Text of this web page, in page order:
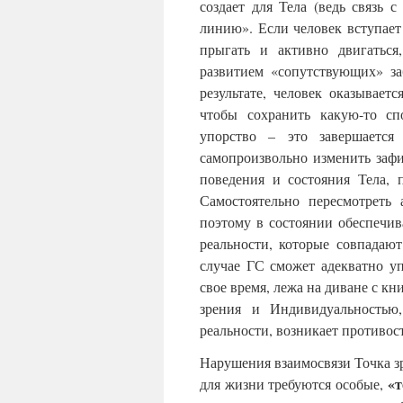
создает для Тела (ведь связь
линию». Если человек
прыгать и активно
развитием «сопутствующих»
результате, человек
чтобы сохранить какую-то
упорство – это
самопроизвольно изменить
поведения и состояния Тела,
Самостоятельно
поэтому в состоянии
реальности, которые
случае ГС сможет адекватно
свое время, лежа на диване с
зрения и
реальности, возникает
Нарушения взаимосвязи Точка
для жизни требуются особые,